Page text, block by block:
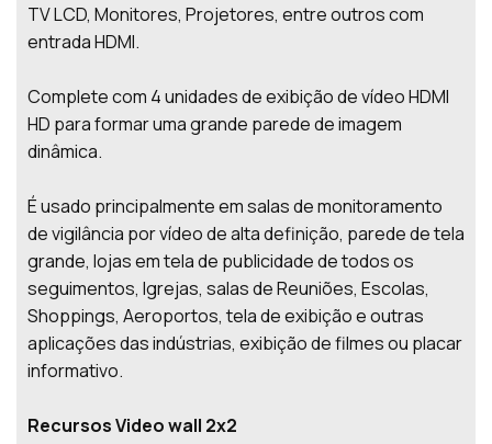
TV LCD, Monitores, Projetores, entre outros com
entrada HDMI.
Complete com 4 unidades de exibição de vídeo HDMI
HD para formar uma grande parede de imagem
dinâmica.
É usado principalmente em salas de monitoramento
de vigilância por vídeo de alta definição, parede de tela
grande, lojas em tela de publicidade de todos os
seguimentos, Igrejas, salas de Reuniões, Escolas,
Shoppings, Aeroportos, tela de exibição e outras
aplicações das indústrias, exibição de filmes ou placar
informativo.
Recursos Video wall 2x2